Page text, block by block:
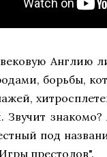
Англию
борьбы,
под
престолов".